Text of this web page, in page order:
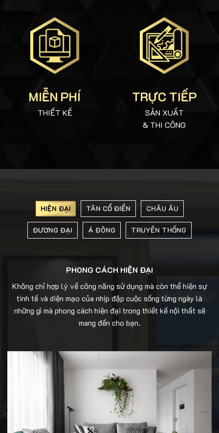
MIỄN PHÍ
THIẾT KẾ
TRỰC TIẾP
SẢN XUẤT
& THI CÔNG
HIỆN ĐẠI TÂN CỔ ĐIỂN CHÂU ÂU
ĐƯƠNG ĐẠI Á ĐÔNG TRUYỀN THỐNG
PHONG CÁCH HIỆN ĐẠI
Không chỉ hợp lý về công năng sử dụng mà còn thể hiện sự
tinh tế và diện mạo của nhịp đập cuộc sống từng ngày là
những gì mà phong cách hiện đại trong thiết kế nội thất sẽ
mang đến cho bạn.